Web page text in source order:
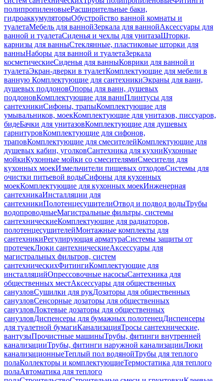
полипропиленовыеРасширительные баки,
гидроаккумуляторыОбустройство ванной комнаты и
туалетаМебель для ваннойЗеркала для ваннойАксессуары для
ванной и туалетаСиденья и чехлы для унитазаШторки,
карнизы для ванныСтеклянные, пластиковые шторки для
ванныНаборы для ванной и туалетаЗеркала
косметическиеСиденья для ванныКоврики для ванной и
туалетаЭкран-дверки в туалетКомплектующие для мебели в
ванную Комплектующие для сантехникиЭкраны для ванн,
душевых поддоновОпоры для ванн, душевых
поддоновКомплектующие для ваннПлинтусы для
сантехникиСифоны, трапыКомплектующие для
умывальников, моекКомплектующие для унитазов, писсуаров,
бидеБачки для унитазовКомплектующие для душевых
гарнитуровКомплектующие для сифонов,
траповКомплектующие для смесителейКомплектующие для
душевых кабин, уголковСантехника для кухниКухонные
мойкиКухонные мойки со смесителямиСмесители для
кухонных моекИзмельчители пищевых отходовСистемы для
очистки питьевой водыСифоны для кухонных
моекКомплектующие для кухонных моекИнженерная
сантехникаИнсталляции для
сантехникиПолотенцесушителиОтвод и подвод водыТрубы
водопроводныеМагистральные фильтры, системы
сантехническиеКомплектующие для радиаторов,
полотенцесушителейМонтажные комплекты для
сантехникиРегулирующая арматураСистемы защиты от
протечекЛюки сантехническиеАксессуары для
магистральных фильтров, систем
сантехническихФитингиКомплектующие для
инсталляцийОпрессовочные насосыСантехника для
общественных местАксессуары для общественных
санузловСушилки для рукДозаторы для общественных
санузловСенсорные дозаторы для общественных
санузловЛоктевые дозаторы для общественных
санузловДиспенсеры для бумажных полотенецДиспенсеры
для туалетной бумагиКанализацияТросы сантехнические,
вантузыПрочистные машиныТрубы, фитинги внутренней
канализацииТрубы, фитинги наружной канализацииЛюки
канализационныеТеплый пол водянойТрубы для теплого
полаКоллекторы и комплектующиеТермостатика для теплого
полаАвтоматика для теплого